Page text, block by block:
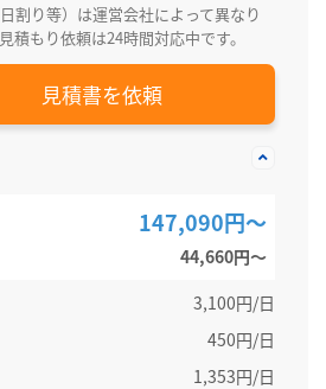
割り等）は運営会社によって異なり
積もり依頼は24時間対応中です。
見積書を依頼
147,090円～
44,660円〜
3,100円/日
450円/日
1,353円/日